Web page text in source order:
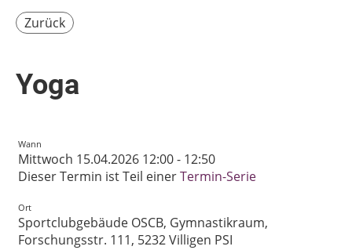
Zurück
Yoga
Wann
Mittwoch 15.04.2026 12:00 - 12:50
Dieser Termin ist Teil einerTermin-Serie
Ort
Sportclubgebäude OSCB, Gymnastikraum,
Forschungsstr. 111, 5232 Villigen PSI